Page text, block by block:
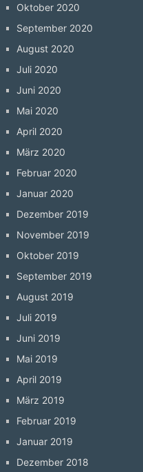
Oktober 2020
September 2020
August 2020
Juli 2020
Juni 2020
Mai 2020
April 2020
März 2020
Februar 2020
Januar 2020
Dezember 2019
November 2019
Oktober 2019
September 2019
August 2019
Juli 2019
Juni 2019
Mai 2019
April 2019
März 2019
Februar 2019
Januar 2019
Dezember 2018